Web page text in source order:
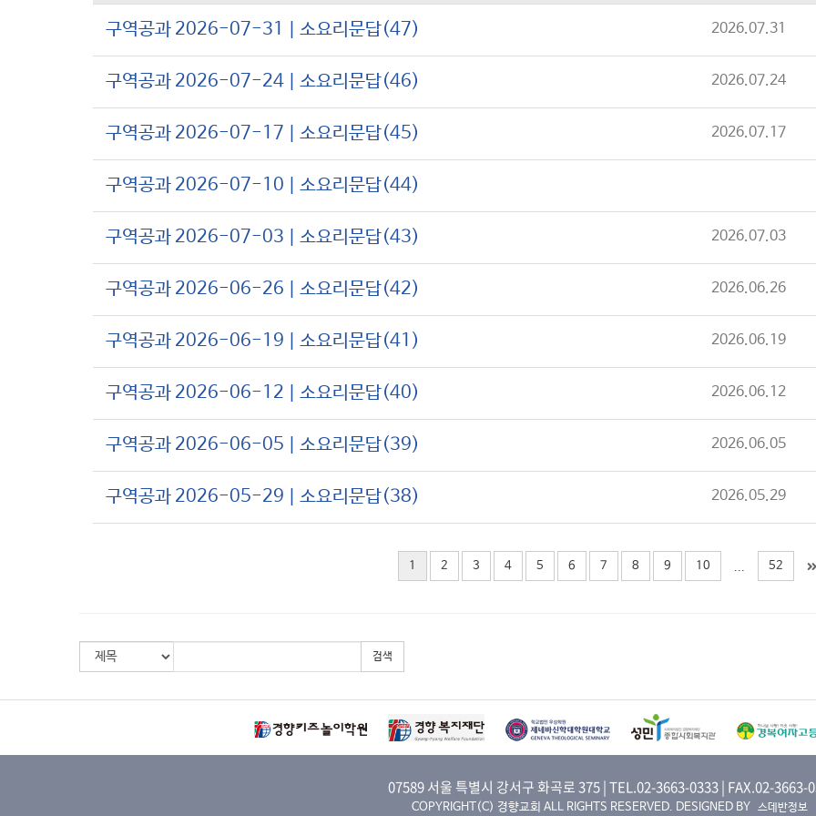
구역공과 2026-07-31 | 소요리문답(47) 2026.07.31
구역공과 2026-07-24 | 소요리문답(46) 2026.07.24
구역공과 2026-07-17 | 소요리문답(45) 2026.07.17
구역공과 2026-07-10 | 소요리문답(44)
구역공과 2026-07-03 | 소요리문답(43) 2026.07.03
구역공과 2026-06-26 | 소요리문답(42) 2026.06.26
구역공과 2026-06-19 | 소요리문답(41) 2026.06.19
구역공과 2026-06-12 | 소요리문답(40) 2026.06.12
구역공과 2026-06-05 | 소요리문답(39) 2026.06.05
구역공과 2026-05-29 | 소요리문답(38) 2026.05.29
1 2 3 4 5 6 7 8 9 10 ... 52
검색
07589 서울 특별시 강서구 화곡로 375 | TEL.02-3663-0333 | FAX.02-3663-
COPYRIGHT(C) 경향교회 ALL RIGHTS RESERVED. DESIGNED BY 스데반정보